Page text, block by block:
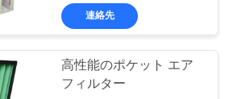
連絡先
高性能のポケット エア
フィルター